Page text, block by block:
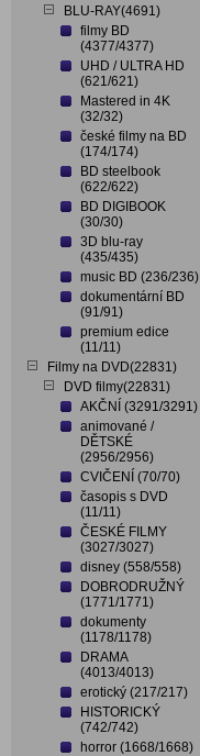
BLU-RAY(4691)
filmy BD
(4377/4377)
UHD / ULTRA HD
(621/621)
Mastered in 4K
(32/32)
české filmy na BD
(174/174)
BD steelbook
(622/622)
BD DIGIBOOK
(30/30)
3D blu-ray
(435/435)
music BD (236/236)
dokumentární BD
(91/91)
premium edice
(11/11)
Filmy na DVD(22831)
DVD filmy(22831)
AKČNÍ (3291/3291)
animované /
DĚTSKÉ
(2956/2956)
CVIČENÍ (70/70)
časopis s DVD
(11/11)
ČESKÉ FILMY
(3027/3027)
disney (558/558)
DOBRODRUŽNÝ
(1771/1771)
dokumenty
(1178/1178)
DRAMA
(4013/4013)
erotický (217/217)
HISTORICKÝ
(742/742)
horror (1668/1668)